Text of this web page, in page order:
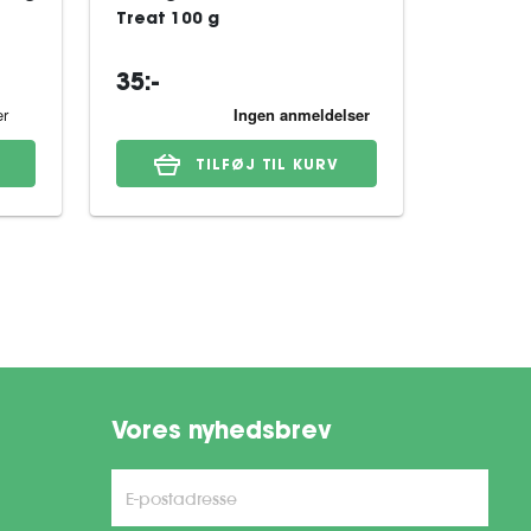
Treat 100 g
35:-
TILFØJ TIL KURV
Vores nyhedsbrev